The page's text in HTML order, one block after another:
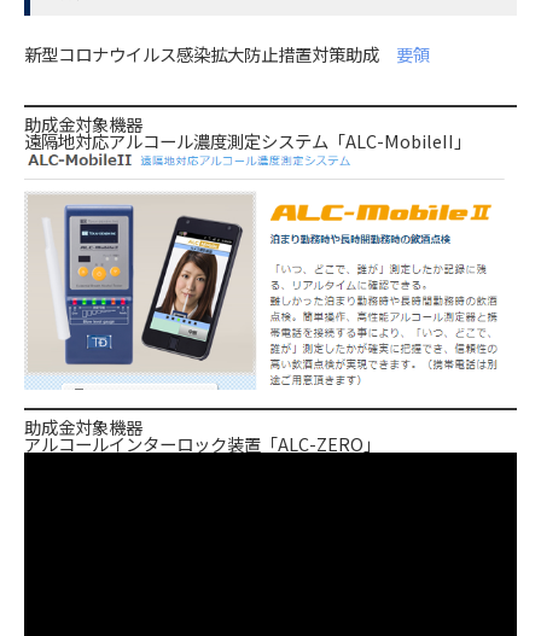
新型コロナウイルス感染拡大防止措置対策助成 要領
助成金対象機器
遠隔地対応アルコール濃度測定システム「ALC-MobileII」
助成金対象機器
アルコールインターロック装置「ALC-ZERO」